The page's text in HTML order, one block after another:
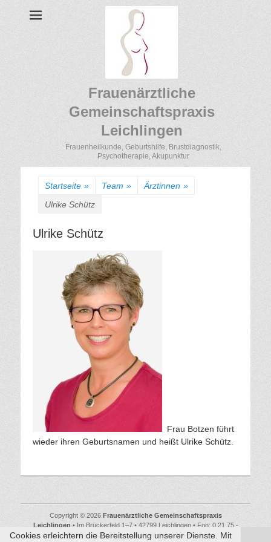
Frauenärztliche
Gemeinschaftspraxis
Leichlingen
Frauenheilkunde, Geburtshilfe, Brustdiagnostik,
Psychotherapie, Akupunktur
Startseite » Team » Ärztinnen »
Ulrike Schütz
Ulrike Schütz
Frau Botzen führt
wieder ihren Geburtsnamen und heißt Ulrike Schütz.
Copyright © 2026 Frauenärztliche Gemeinschaftspraxis
Leichlingen • Im Brückerfeld 1–7 • 42799 Leichlingen • Fon: 0 21 75 -
26 88 • praxis@frauenaerztinnen-leichlingen.de
Cookies erleichtern die Bereitstellung unserer Dienste. Mit